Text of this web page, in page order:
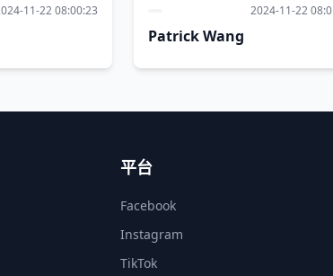
11-22 08:00:23 2024-11-22
Patrick Wang
平台
Facebook
Instagram
TikTok